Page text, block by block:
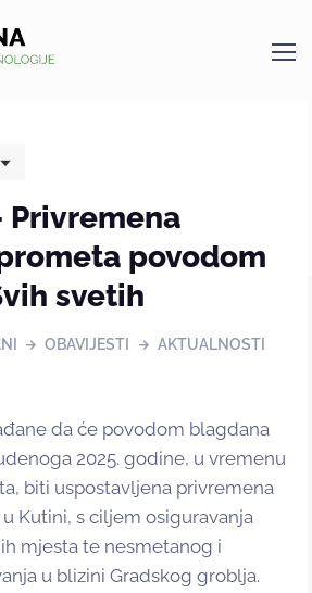
Privremena
povodom
svetih
OBAVIJESTI
AKTUALNOSTI
da će povodom blagdana
2025. godine, u vremenu
biti uspostavljena privremena
Kutini, s ciljem osiguravanja
mjesta te nesmetanog i
u blizini Gradskog groblja.